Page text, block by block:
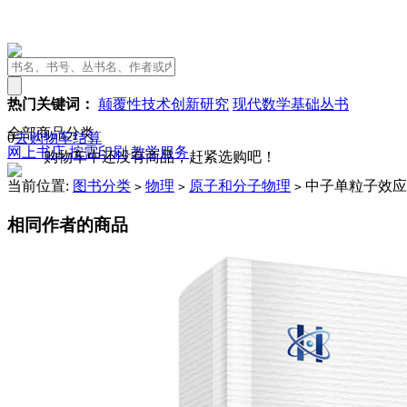
热门关键词： 颠覆性技术创新研究 现代数学基础丛书
0去购物车结算
购物车中还没有商品，赶紧选购吧！
全部商品分类
网上书店按需印刷 教学服务
当前位置: 图书分类 > 物理 > 原子和分子物理 > 中子单粒子效应
相同作者的商品